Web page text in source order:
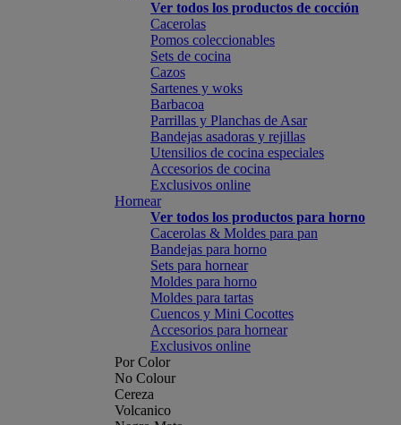
Ver todos los productos de cocción
Cacerolas
Pomos coleccionables
Sets de cocina
Cazos
Sartenes y woks
Barbacoa
Parrillas y Planchas de Asar
Bandejas asadoras y rejillas
Utensilios de cocina especiales
Accesorios de cocina
Exclusivos online
Hornear
Ver todos los productos para horno
Cacerolas & Moldes para pan
Bandejas para horno
Sets para hornear
Moldes para horno
Moldes para tartas
Cuencos y Mini Cocottes
Accesorios para hornear
Exclusivos online
Por Color
No Colour
Cereza
Volcanico